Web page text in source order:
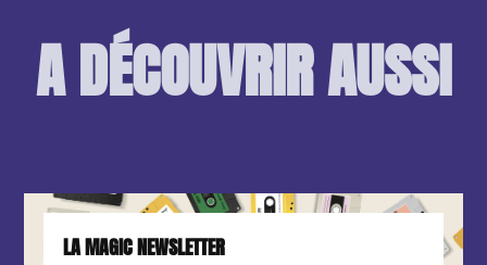
A DÉCOUVRIR AUSSI
LA MAGIC NEWSLETTER